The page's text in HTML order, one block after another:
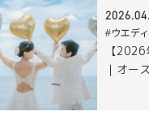
#ウエデ
【
｜オー